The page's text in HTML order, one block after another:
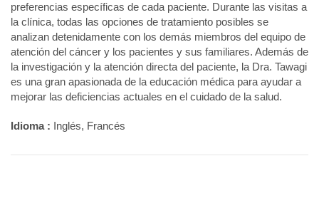
preferencias específicas de cada paciente. Durante las visitas a
la clínica, todas las opciones de tratamiento posibles se
analizan detenidamente con los demás miembros del equipo de
atención del cáncer y los pacientes y sus familiares. Además de
la investigación y la atención directa del paciente, la Dra. Tawagi
es una gran apasionada de la educación médica para ayudar a
mejorar las deficiencias actuales en el cuidado de la salud.
Idioma : Inglés, Francés